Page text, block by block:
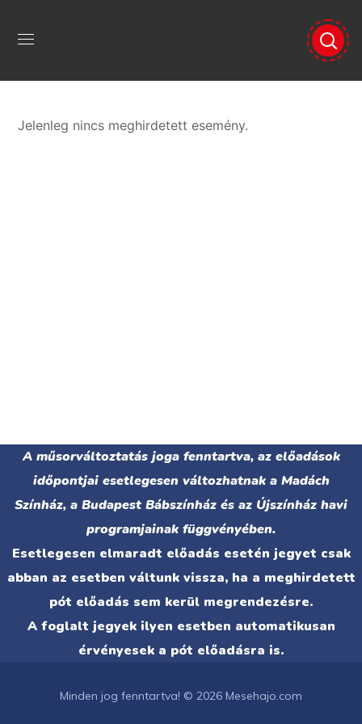
Jelenleg nincs meghirdetett esemény.
A műsorváltoztatás joga fenntartva, az előadások
időpontjai esetlegesen változhatnak a Madách
Színház, a Budapest Bábszínház és az Újszínház havi
programjainak függvényében.
Esetlegesen elmaradt előadás esetén jegyet csak
abban az esetben váltunk vissza, ha a meghirdetett
pót előadás sem kerül megrendezésre.
A foglalt jegyek ilyen esetben automatikusan
érvényesek a pót előadásra is.
Minden jog fenntartva! © 2026 Mesehajo.com